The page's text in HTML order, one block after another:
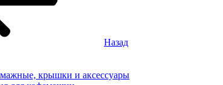
Назад
крышки и аксессуары